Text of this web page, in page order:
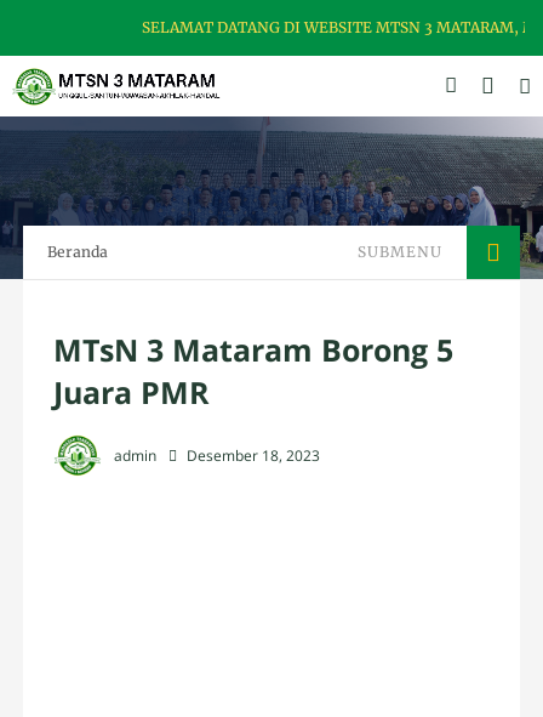
SELAMAT DATANG DI WEBSITE MTSN 3 MATARAM,
Beranda SUBMENU
MTsN 3 Mataram Borong 5
Juara PMR
admin Desember 18, 2023